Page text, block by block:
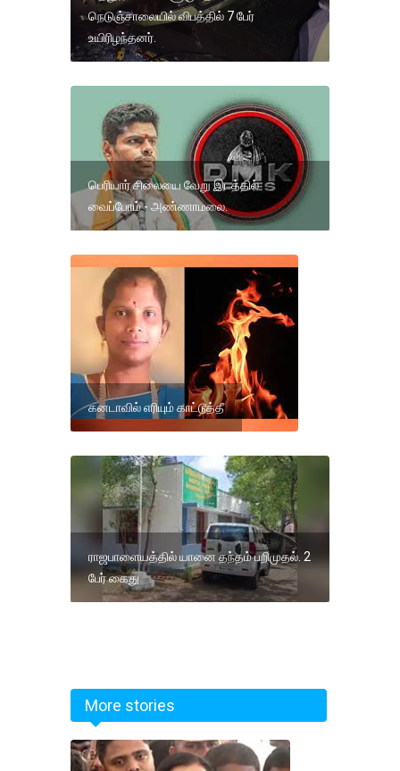
நெடுஞ்சாலையில் விபத்தில் 7 பேர்
உயிரிழந்தனர்.
பெரியார் சிலையை வேறு இடத்தில்
வைப்போம் - அண்ணாமலை.
கனடாவில் எரியும் காட்டூத்தீ
ராஜபாளையத்தில் யானை தந்தம் பறிமுதல். 2
பேர் கைது
More stories